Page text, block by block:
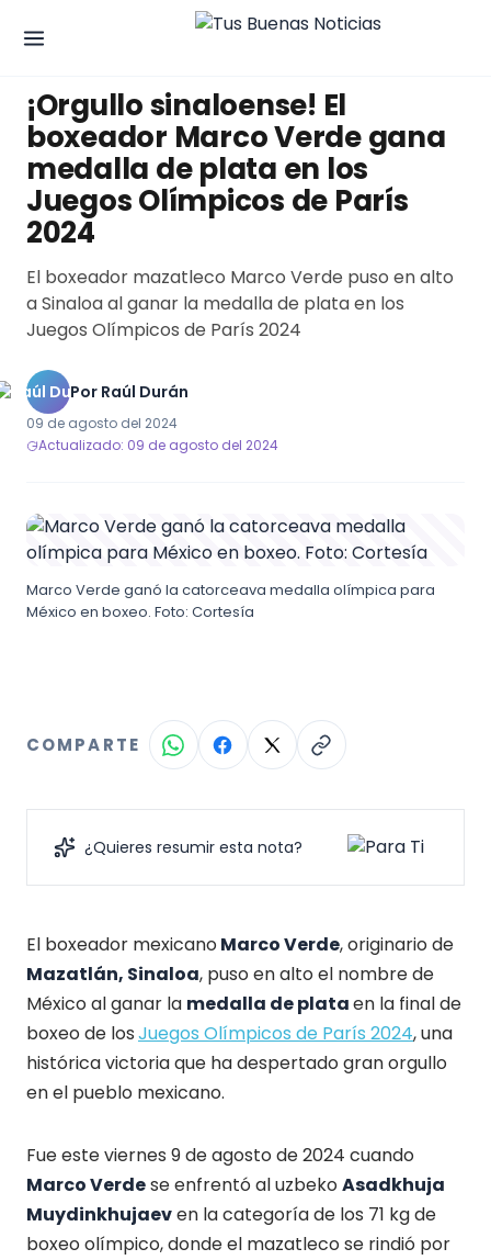
¡Orgullo sinaloense! El
boxeador Marco Verde gana
medalla de plata en los
Juegos Olímpicos de París
2024
El boxeador mazatleco Marco Verde puso en alto
a Sinaloa al ganar la medalla de plata en los
Juegos Olímpicos de París 2024
Por Raúl Durán
09 de agosto del 2024
Actualizado: 09 de agosto del 2024
Marco Verde ganó la catorceava medalla olímpica para
México en boxeo. Foto: Cortesía
COMPARTE
¿Quieres resumir esta nota?
El boxeador mexicano Marco Verde, originario de
Mazatlán, Sinaloa, puso en alto el nombre de
México al ganar la medalla de plataen la final de
boxeo de losJuegos Olímpicos de París 2024, una
histórica victoria que ha despertado gran orgullo
en el pueblo mexicano.
Fue este viernes 9 de agosto de 2024 cuando
Marco Verdese enfrentó al uzbeko Asadkhuja
Muydinkhujaeven la categoría de los 71 kg de
boxeo olímpico, donde el mazatleco se rindió por